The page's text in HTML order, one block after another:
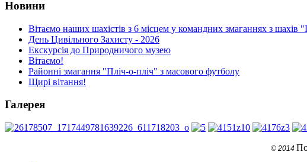
Новини
Вітаємо наших шахістів з 6 місцем у командних змаганнях з
День Цивільного Захисту - 2026
Екскурсія до Природничого музею
Вітаємо!
Районні змагання "Пліч-о-пліч" з масового футболу
Щирі вітання!
Галерея
© 2014